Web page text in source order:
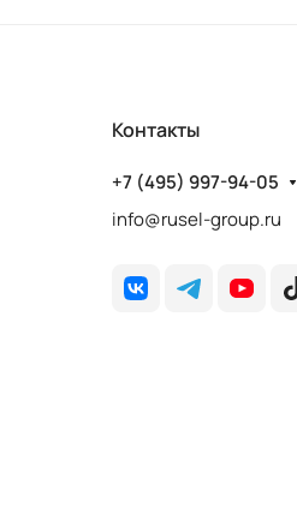
Контакты
+7 (495) 997-94-05
info@rusel-group.ru